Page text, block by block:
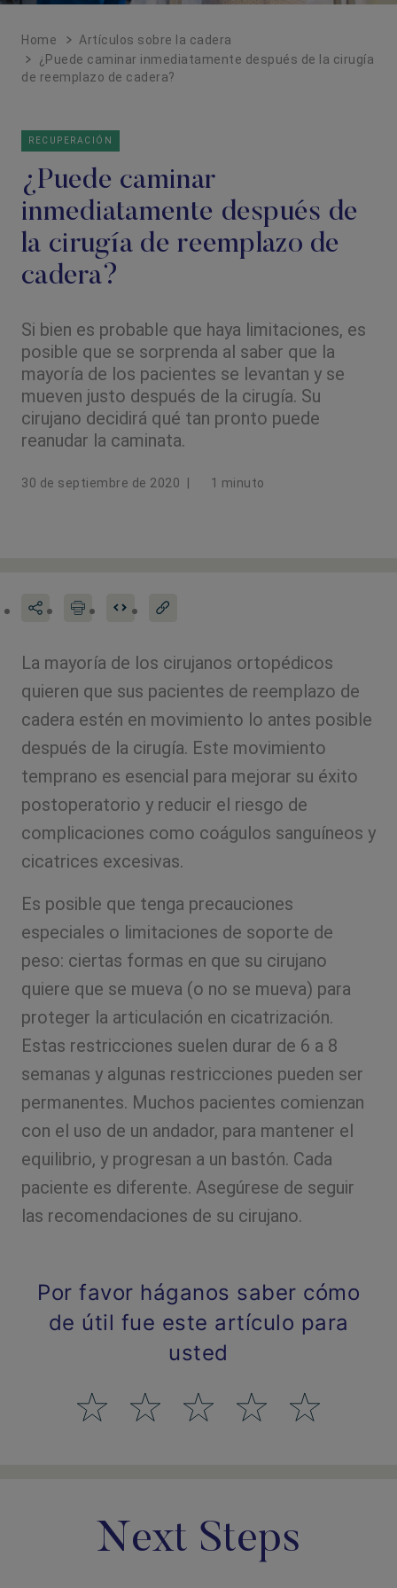
Home
Artículos sobre la cadera
¿Puede caminar inmediatamente después de la cirugía
de reemplazo de cadera?
RECUPERACIÓN
¿Puede caminar
inmediatamente después de
la cirugía de reemplazo de
cadera?
Si bien es probable que haya limitaciones, es
posible que se sorprenda al saber que la
mayoría de los pacientes se levantan y se
mueven justo después de la cirugía. Su
cirujano decidirá qué tan pronto puede
reanudar la caminata.
30 de septiembre de 2020 1 minuto
La mayoría de los cirujanos ortopédicos
quieren que sus pacientes de reemplazo de
cadera estén en movimiento lo antes posible
después de la cirugía. Este movimiento
temprano es esencial para mejorar su éxito
postoperatorio y reducir el riesgo de
complicaciones como coágulos sanguíneos y
cicatrices excesivas.
Es posible que tenga precauciones
especiales o limitaciones de soporte de
peso: ciertas formas en que su cirujano
quiere que se mueva (o no se mueva) para
proteger la articulación en cicatrización.
Estas restricciones suelen durar de 6 a 8
semanas y algunas restricciones pueden ser
permanentes. Muchos pacientes comienzan
con el uso de un andador, para mantener el
equilibrio, y progresan a un bastón. Cada
paciente es diferente. Asegúrese de seguir
las recomendaciones de su cirujano.
Por favor háganos saber cómo
de útil fue este artículo para
usted
Next Steps